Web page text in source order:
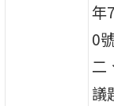
年
0
二
議